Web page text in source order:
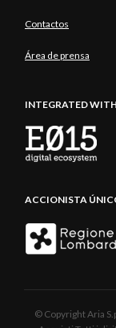
Contactos
Área de prensa
INTEGRATED WITH
ACCIONISTA
© Copyright Aria